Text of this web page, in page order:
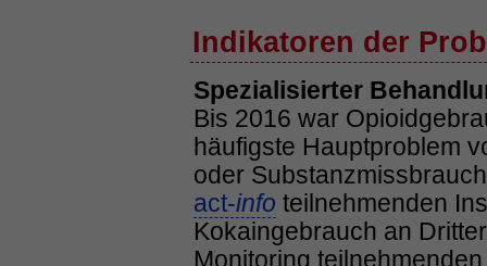
Indikatoren der
Spezialisierter
Bis 2016 war
häufigste Hauptproblem
oder
act-info teilnehmenden
Kokaingebrauch an
Monitoring